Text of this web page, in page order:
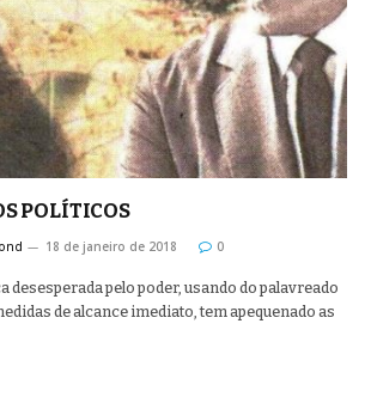
POLÍTICOS
18 de janeiro de 2018 0
desesperada pelo poder, usando do palavreado
de alcance imediato, tem apequenado as